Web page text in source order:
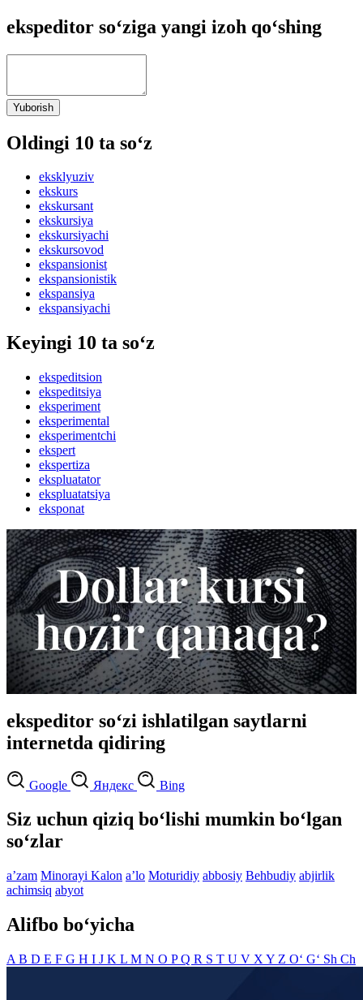
ekspeditor so‘ziga yangi izoh qo‘shing
Yuborish
Oldingi 10 ta so‘z
eksklyuziv
ekskurs
ekskursant
ekskursiya
ekskursiyachi
ekskursovod
ekspansionist
ekspansionistik
ekspansiya
ekspansiyachi
Keyingi 10 ta so‘z
ekspeditsion
ekspeditsiya
eksperiment
eksperimental
eksperimentchi
ekspert
ekspertiza
ekspluatator
ekspluatatsiya
eksponat
ekspeditor so‘zi ishlatilgan saytlarni
internetda qidiring
Google Яндекс Bing
Siz uchun qiziq bo‘lishi mumkin bo‘lgan
so‘zlar
aʼzam Minorayi Kalon aʼlo Moturidiy abbosiy Behbudiy abjirlik
achimsiq abyot
Alifbo bo‘yicha
A B D E F G H I J K L M N O PQ R S T U V X Y Z O‘ G‘ Sh Ch